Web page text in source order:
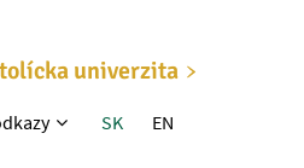
univerzita
SK EN